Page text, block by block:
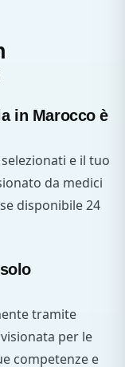
in Marocco è
e il tuo
da medici
disponibile 24
tramite
per le
competenze e